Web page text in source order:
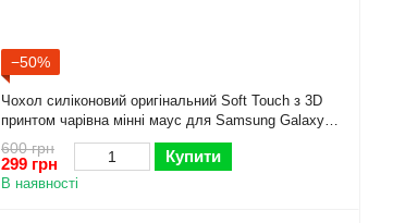
−50%
Чохол силіконовий оригінальний Soft Touch з 3D
принтом чарівна мінні маус для Samsung Galaxy
A26 (SM-A266) бордовий (Повний захист камери)
600 грн
299 грн Купити
В наявності